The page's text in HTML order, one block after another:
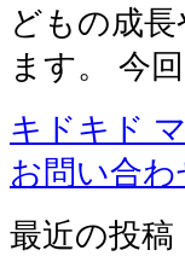
どもの成
ます。 今
キドキド
お問い合
最近の投稿